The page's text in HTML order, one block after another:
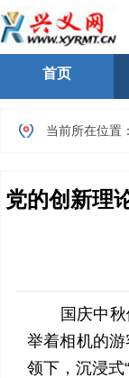
首页
当前所在位置：
党的创新理
国庆中秋假
举着相机的
领下，沉浸式